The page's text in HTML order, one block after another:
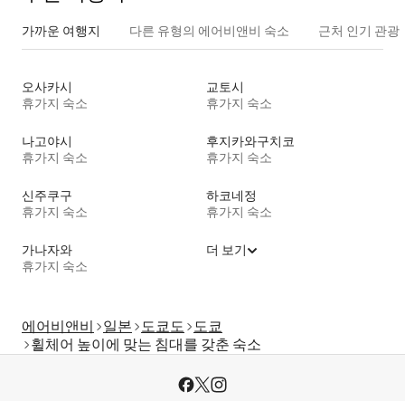
가까운 여행지 다른 유형의 에어비앤비 숙소 근처 인기 관광
오사카시
휴가지 숙소
교토시
휴가지 숙소
나고야시
휴가지 숙소
후지카와구치코
휴가지 숙소
신주쿠구
휴가지 숙소
하코네정
휴가지 숙소
가나자와
휴가지 숙소
더 보기
에어비앤비 일본 도쿄도 도쿄
휠체어 높이에 맞는 침대를 갖춘 숙소